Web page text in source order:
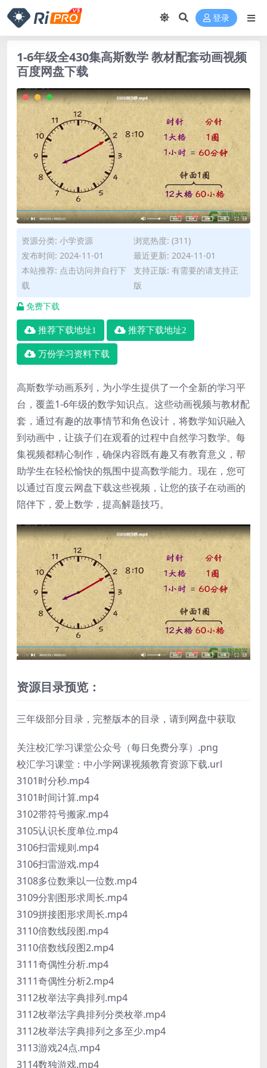
登录
1-6年级全430集高斯数学 教材配套动画视频
百度网盘下载
资源分类: 小学资源
浏览热度: (311)
发布时间: 2024-11-01
最近更新: 2024-11-01
本站推荐: 点击访问并自行下
载
支持正版: 有需要的请支持正
版
免费下载
推荐下载地址1 推荐下载地址2
万份学习资料下载
高斯数学动画系列，为小学生提供了一个全新的学习平
台，覆盖1-6年级的数学知识点。这些动画视频与教材配
套，通过有趣的故事情节和角色设计，将数学知识融入
到动画中，让孩子们在观看的过程中自然学习数学。每
集视频都精心制作，确保内容既有趣又有教育意义，帮
助学生在轻松愉快的氛围中提高数学能力。现在，您可
以通过百度云网盘下载这些视频，让您的孩子在动画的
陪伴下，爱上数学，提高解题技巧。
资源目录预览：
三年级部分目录，完整版本的目录，请到网盘中获取
关注校汇学习课堂公众号（每日免费分享）.png
校汇学习课堂：中小学网课视频教育资源下载.url
3101时分秒.mp4
3101时间计算.mp4
3102带符号搬家.mp4
3105认识长度单位.mp4
3106扫雷规则.mp4
3106扫雷游戏.mp4
3108多位数乘以一位数.mp4
3109分割图形求周长.mp4
3109拼接图形求周长.mp4
3110倍数线段图.mp4
3110倍数线段图2.mp4
3111奇偶性分析.mp4
3111奇偶性分析2.mp4
3112枚举法字典排列.mp4
3112枚举法字典排列分类枚举.mp4
3112枚举法字典排列之多至少.mp4
3113游戏24点.mp4
3114数独游戏.mp4